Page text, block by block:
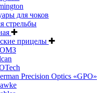
для чоков
стрельбы
прицелы
Precision Optics «GPO»